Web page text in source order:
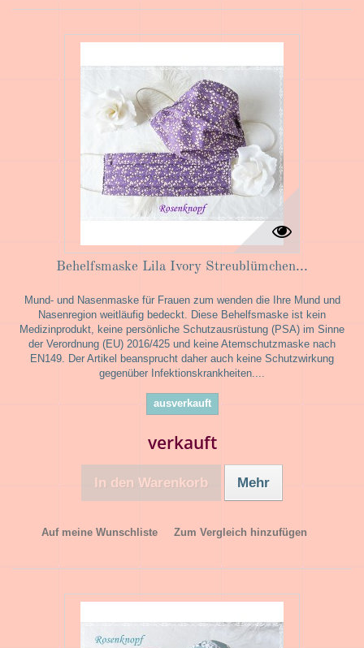
Behelfsmaske Lila Ivory Streublümchen...
Mund- und Nasenmaske für Frauen zum wenden die Ihre Mund und
Nasenregion weitläufig bedeckt. Diese Behelfsmaske ist kein
Medizinprodukt, keine persönliche Schutzausrüstung (PSA) im Sinne
der Verordnung (EU) 2016/425 und keine Atemschutzmaske nach
EN149. Der Artikel beansprucht daher auch keine Schutzwirkung
gegenüber Infektionskrankheiten....
ausverkauft
verkauft
In den Warenkorb Mehr
Auf meine Wunschliste Zum Vergleich hinzufügen